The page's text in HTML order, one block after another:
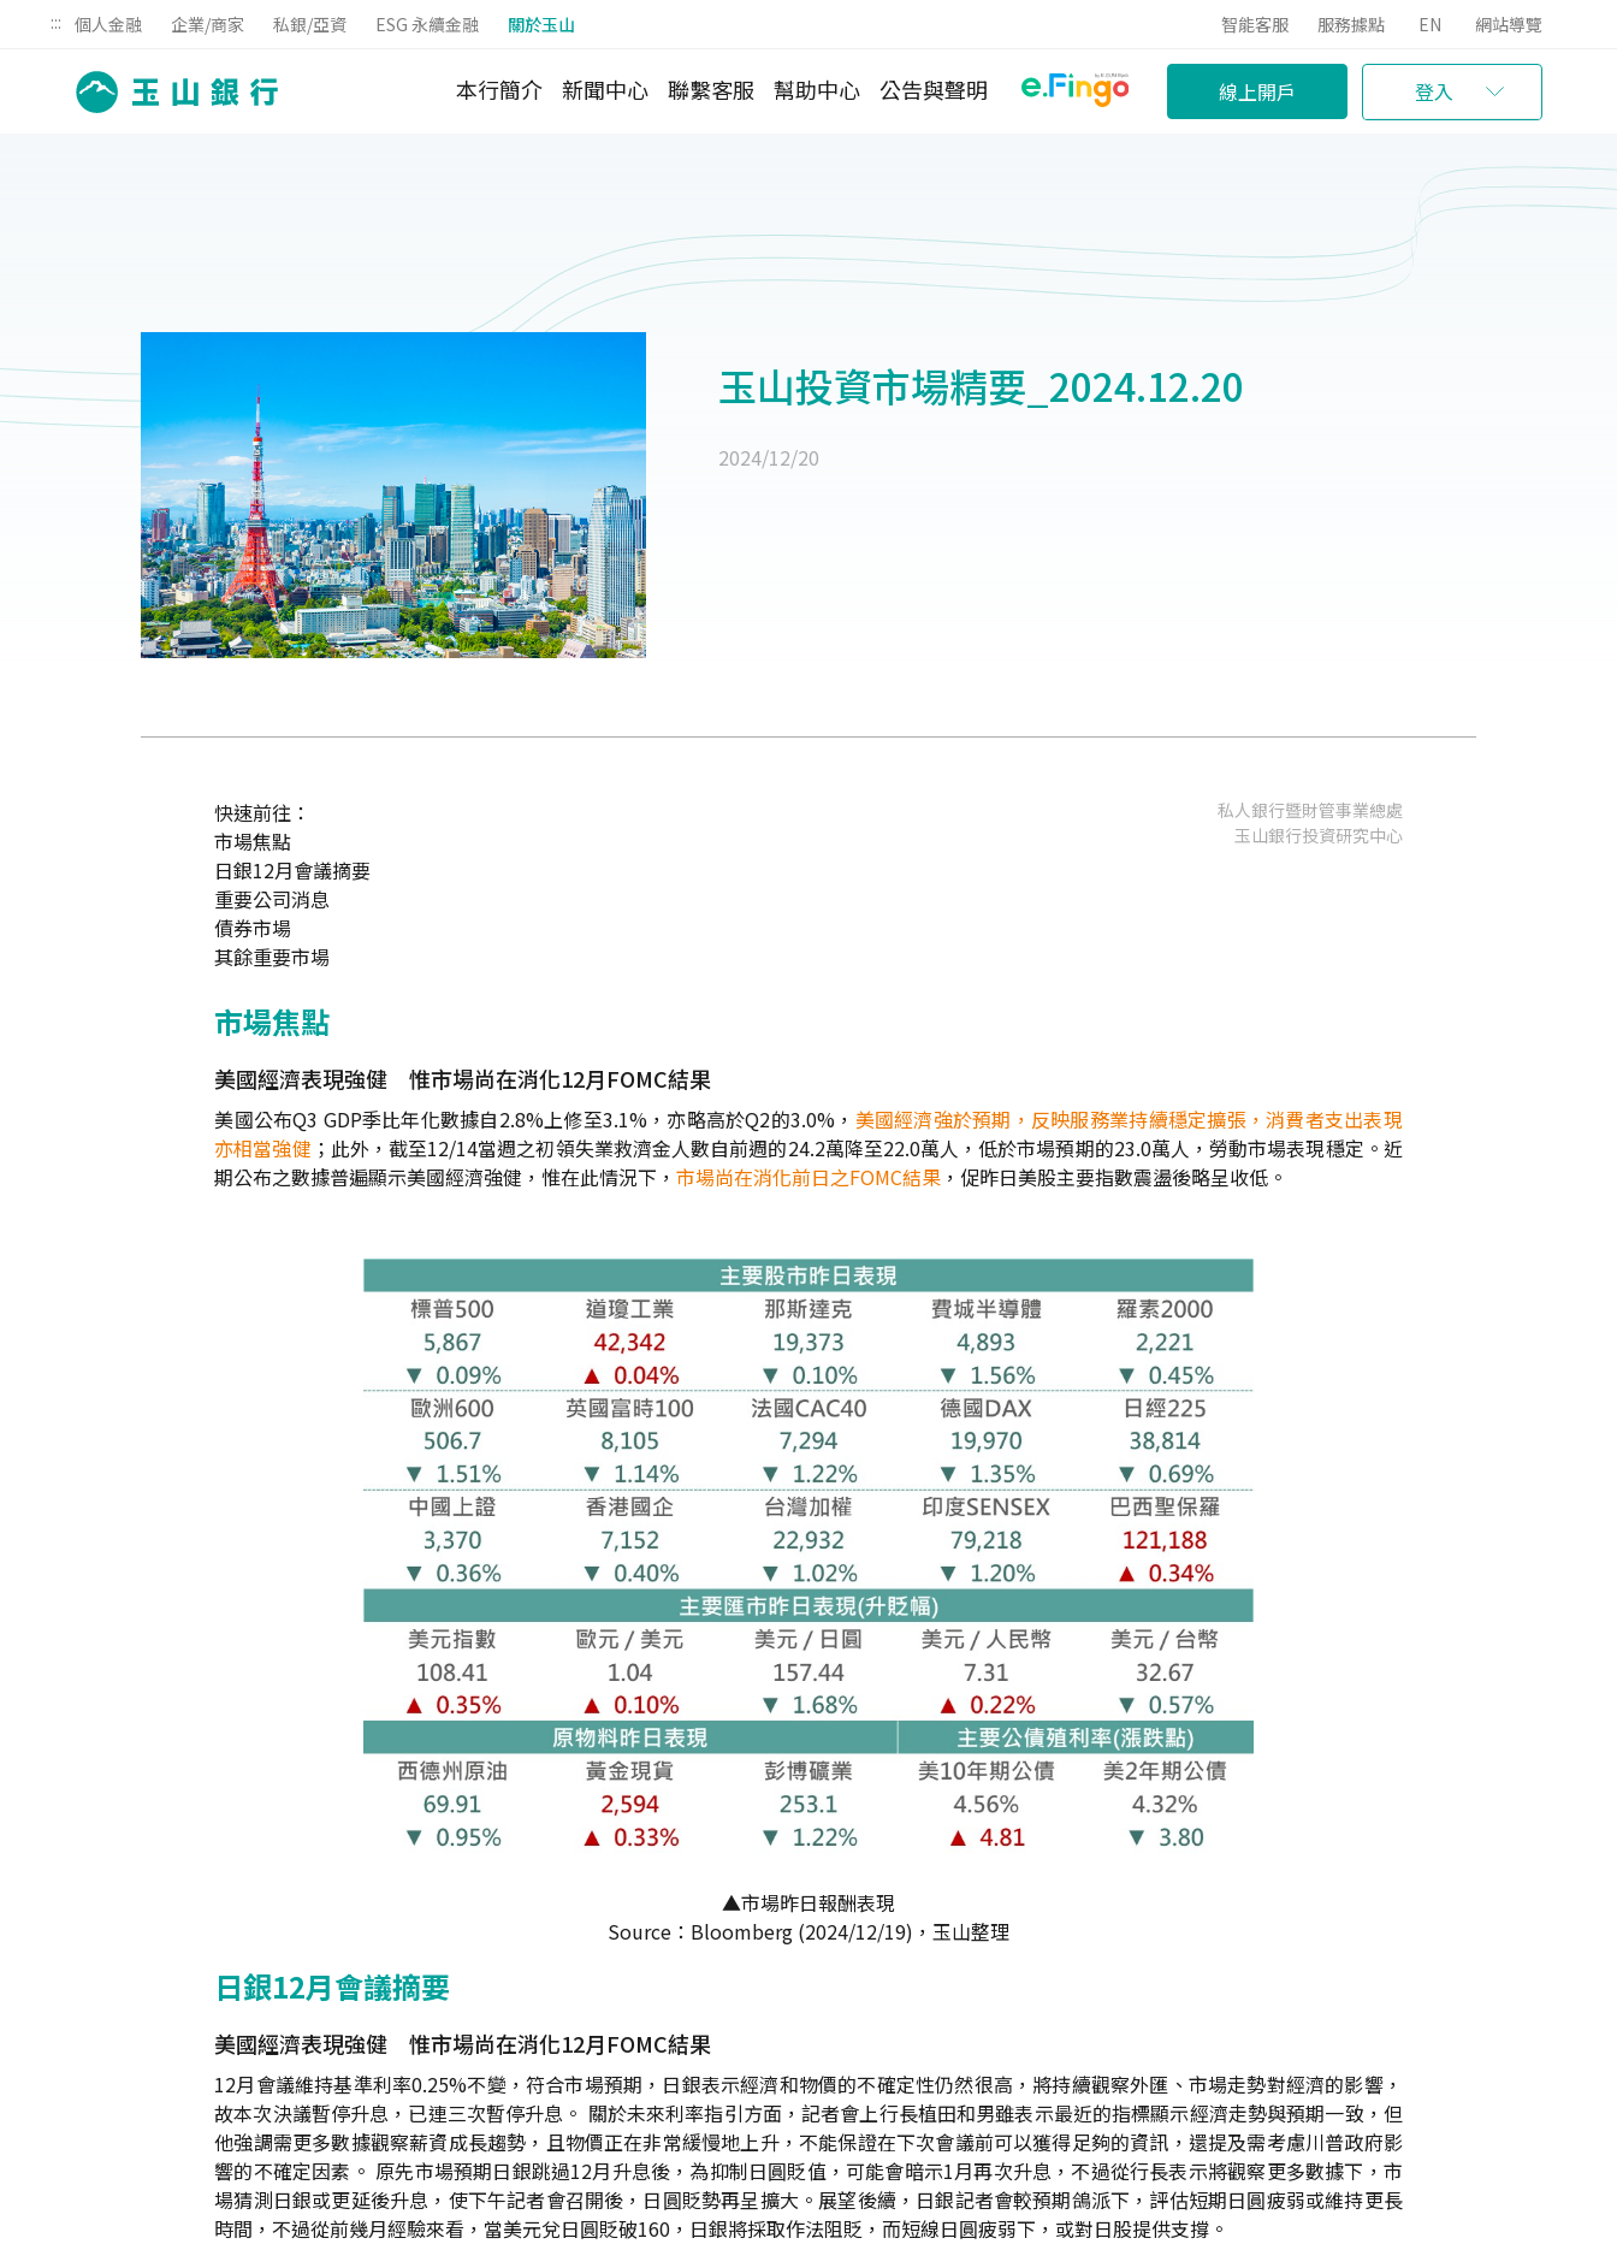
::: 個人金融 企業/商家 私銀/亞資 ESG 永續金融 關於玉山 智能客服 服務據點 EN 網站導覽
本行簡介 新聞中心 聯繫客服 幫助中心 公告與聲明 線上開戶 登入
玉山投資市場精要_2024.12.20
2024/12/20
快速前往：
市場焦點
日銀12月會議摘要
重要公司消息
債券市場
其餘重要市場
私人銀行暨財管事業總處
玉山銀行投資研究中心
市場焦點
美國經濟表現強健 惟市場尚在消化12月FOMC結果
美國公布Q3 GDP季比年化數據自2.8%上修至3.1%，亦略高於Q2的3.0%， 美國經濟強於預期，反映服務業持續穩定擴張，消費者支出表現
亦相當強健；此外，截至12/14當週之初領失業救濟金人數自前週的24.2萬降至22.0萬人，低於市場預期的23.0萬人，勞動市場表現穩定。近
期公布之數據普遍顯示美國經濟強健，惟在此情況下，市場尚在消化前日之FOMC結果 ，促昨日美股主要指數震盪後略呈收低。
▲市場昨日報酬表現
Source：Bloomberg (2024/12/19)，玉山整理
日銀12月會議摘要
美國經濟表現強健 惟市場尚在消化12月FOMC結果
12月會議維持基準利率0.25%不變，符合市場預期，日銀表示經濟和物價的不確定性仍然很高，將持續觀察外匯、市場走勢對經濟的影響，
故本次決議暫停升息，已連三次暫停升息。 關於未來利率指引方面，記者會上行長植田和男雖表示最近的指標顯示經濟走勢與預期一致，但
他強調需更多數據觀察薪資成長趨勢，且物價正在非常緩慢地上升，不能保證在下次會議前可以獲得足夠的資訊，還提及需考慮川普政府影
響的不確定因素。 原先市場預期日銀跳過12月升息後，為抑制日圓貶值，可能會暗示1月再次升息，不過從行長表示將觀察更多數據下，市
場猜測日銀或更延後升息，使下午記者會召開後，日圓貶勢再呈擴大。展望後續，日銀記者會較預期鴿派下，評估短期日圓疲弱或維持更長
時間，不過從前幾月經驗來看，當美元兌日圓貶破160，日銀將採取作法阻貶，而短線日圓疲弱下，或對日股提供支撐。